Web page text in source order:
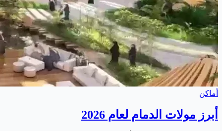
أماكن
أبرز مولات الدمام لعام 2026